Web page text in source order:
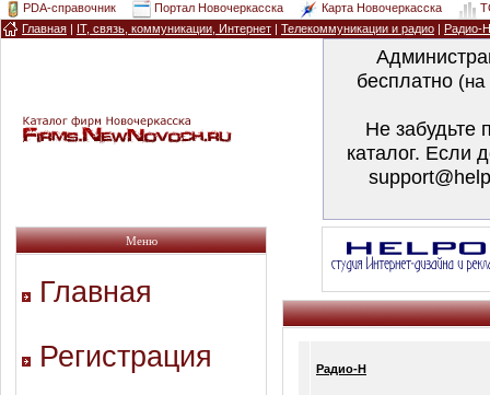
PDA-справочник Портал Новочеркасска Карта Новочеркасска
Главная | IT, связь, коммуникации, Интернет | Телекоммуникации и радио | Радио-Н
бесплатно
Не забудьте
каталог. Если
Меню
Главная
Регистрация
Радио-Н